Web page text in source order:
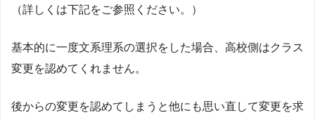
（詳しくは下記をご参照ください。）
基本的に一度文系理系の選択をした場合、高校側はクラス
変更を認めてくれません。
後からの変更を認めてしまうと他にも思い直して変更を求